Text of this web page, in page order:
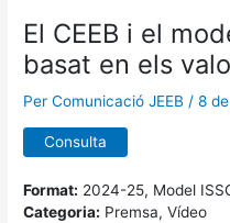
El CEEB i el
basat en els
Per Comunicació JEEB/8
Consulta
Format: 2024-25, Model
Categoria: Premsa, Vídeo